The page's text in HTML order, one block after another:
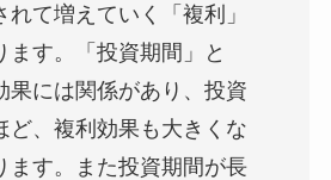
れて増えていく「複利」
ます。「投資期間」と
果には関係があり、投資
ど、複利効果も大きくな
ます。また投資期間が長